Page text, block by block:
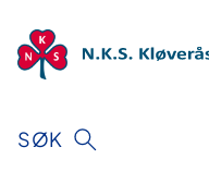
innhold
SØK